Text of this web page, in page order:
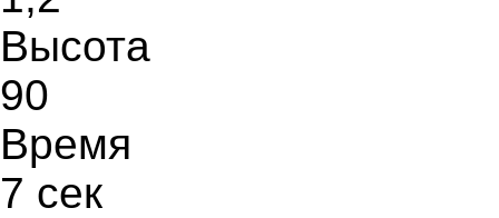
Высота
90
Время
7 сек